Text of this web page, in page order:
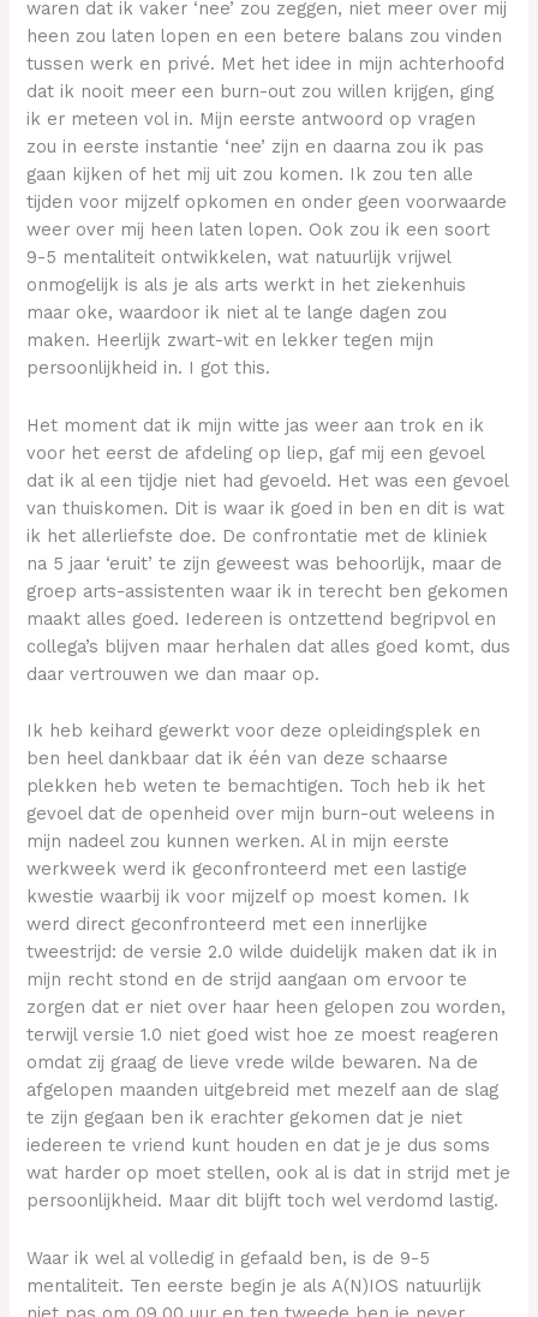
waren dat ik vaker ‘nee’ zou zeggen, niet meer over mij
heen zou laten lopen en een betere balans zou vinden
tussen werk en privé. Met het idee in mijn achterhoofd
dat ik nooit meer een burn-out zou willen krijgen, ging
ik er meteen vol in. Mijn eerste antwoord op vragen
zou in eerste instantie ‘nee’ zijn en daarna zou ik pas
gaan kijken of het mij uit zou komen. Ik zou ten alle
tijden voor mijzelf opkomen en onder geen voorwaarde
weer over mij heen laten lopen. Ook zou ik een soort
9-5 mentaliteit ontwikkelen, wat natuurlijk vrijwel
onmogelijk is als je als arts werkt in het ziekenhuis
maar oke, waardoor ik niet al te lange dagen zou
maken. Heerlijk zwart-wit en lekker tegen mijn
persoonlijkheid in. I got this.
Het moment dat ik mijn witte jas weer aan trok en ik
voor het eerst de afdeling op liep, gaf mij een gevoel
dat ik al een tijdje niet had gevoeld. Het was een gevoel
van thuiskomen. Dit is waar ik goed in ben en dit is wat
ik het allerliefste doe. De confrontatie met de kliniek
na 5 jaar ‘eruit’ te zijn geweest was behoorlijk, maar de
groep arts-assistenten waar ik in terecht ben gekomen
maakt alles goed. Iedereen is ontzettend begripvol en
collega’s blijven maar herhalen dat alles goed komt, dus
daar vertrouwen we dan maar op.
Ik heb keihard gewerkt voor deze opleidingsplek en
ben heel dankbaar dat ik één van deze schaarse
plekken heb weten te bemachtigen. Toch heb ik het
gevoel dat de openheid over mijn burn-out weleens in
mijn nadeel zou kunnen werken. Al in mijn eerste
werkweek werd ik geconfronteerd met een lastige
kwestie waarbij ik voor mijzelf op moest komen. Ik
werd direct geconfronteerd met een innerlijke
tweestrijd: de versie 2.0 wilde duidelijk maken dat ik in
mijn recht stond en de strijd aangaan om ervoor te
zorgen dat er niet over haar heen gelopen zou worden,
terwijl versie 1.0 niet goed wist hoe ze moest reageren
omdat zij graag de lieve vrede wilde bewaren. Na de
afgelopen maanden uitgebreid met mezelf aan de slag
te zijn gegaan ben ik erachter gekomen dat je niet
iedereen te vriend kunt houden en dat je je dus soms
wat harder op moet stellen, ook al is dat in strijd met je
persoonlijkheid. Maar dit blijft toch wel verdomd lastig.
Waar ik wel al volledig in gefaald ben, is de 9-5
mentaliteit. Ten eerste begin je als A(N)IOS natuurlijk